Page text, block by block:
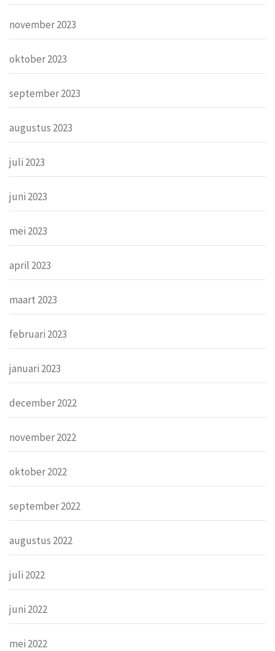
november 2023
oktober 2023
september 2023
augustus 2023
juli 2023
juni 2023
mei 2023
april 2023
maart 2023
februari 2023
januari 2023
december 2022
november 2022
oktober 2022
september 2022
augustus 2022
juli 2022
juni 2022
mei 2022